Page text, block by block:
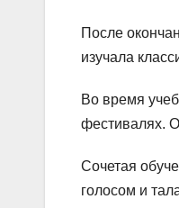
После
изучала
Во время
фестивалях.
Сочетая
голосом и